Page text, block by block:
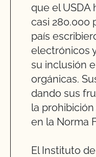
que el USDA
casi 280.000
país
electrónicos
su inclusión
orgánicas.
dando sus
la
en la Norma
El Instituto